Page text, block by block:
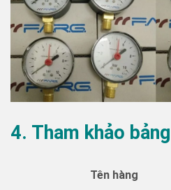
4. Tham khảo
Tên hàng